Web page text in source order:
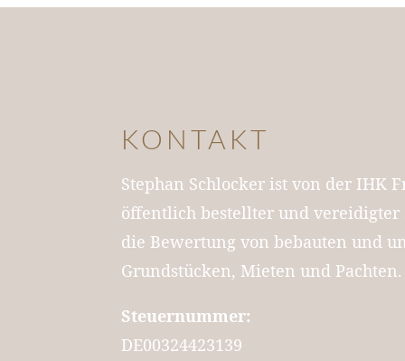
KONTAKT
Stephan Schlocker ist von der IHK
öffentlich bestellter und vereidigter
die Bewertung von bebauten und
Grundstücken, Mieten und Pachten.
Steuernummer:
DE00324423139